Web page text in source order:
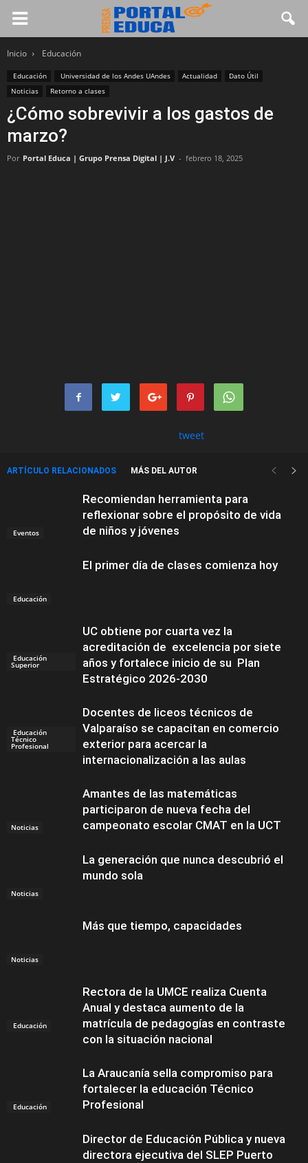
Inicio Educación
Educación Universidad de los Andes UAndes Actualidad
Dato Útil
Noticias
Retorno a clases
¿Cómo sobrevivir a los gastos de
marzo?
Por Portal Educa | Grupo Prensa Digital | J.V - febrero 18, 2025
tweet
ARTÍCULO RELACIONADOS MÁS DEL AUTOR
Eventos
Recomiendan herramienta para
reflexionar sobre el propósito de vida
de niños y jóvenes
Educación
El primer día de clases comienza hoy
Educación
Superior
UC obtiene por cuarta vez la
acreditación de excelencia por siete
años y fortalece inicio de su Plan
Estratégico 2026-2030
Educación
Técnico
Profesional
Docentes de liceos técnicos de
Valparaíso se capacitan en comercio
exterior para acercar la
internacionalización a las aulas
Noticias
Amantes de las matemáticas
participaron de nueva fecha del
campeonato escolar CMAT en la UCT
Noticias
La generación que nunca descubrió el
mundo sola
Noticias
Más que tiempo, capacidades
Educación
Rectora de la UMCE realiza Cuenta
Anual y destaca aumento de la
matrícula de pedagogías en contraste
con la situación nacional
Educación
La Araucanía sella compromiso para
fortalecer la educación Técnico
Profesional
Director de Educación Pública y nueva
directora ejecutiva del SLEP Puerto